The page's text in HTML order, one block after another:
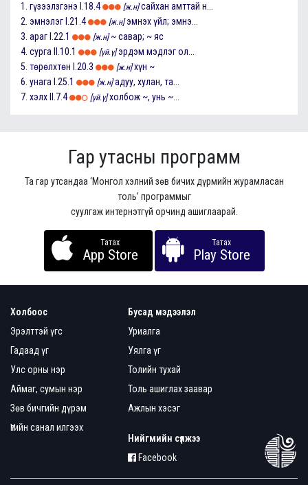
1. гүзээлзгэнэ I.18.4 [ж.н] сайхан амттай н...
2. эмнэлэг I.21.4 [ж.н] эмнэх үйл; эмнэ...
3. араг I.22.1 [ж.н] ~ савар; ~ яс
4. сурга II.10.1 [үй.ү] эрдэм мэдлэг ол...
5. төрөлхтөн I.20.3 [ж.н] хүн ~
6. унага I.25.1 [ж.н] адуу, хулан, та...
7. хэлх II.7.4 [үй.ү] холбож ~, унь ~...
Гар утасны программ
Та гар утсандаа ‘Монгол хэлний зөв бичих дүрмийн журамласан
толь’ программыг
суулгаж интернэтгүй орчинд ашиглаарай.
Татах
App Store
Татах
Play Store
Холбоос
Эрэлттэй үгс
Гадаад үг
Улс орны нэр
Аймаг, сумын нэр
Зөв бичгийн дүрэм
Үгийн санал илгээх
Бусад мэдээлэл
Уриалга
Уялга үг
Толийн тухай
Толь ашиглах заавар
Ажлын хэсэг
Нийгмийн сүлжээ
Facebook